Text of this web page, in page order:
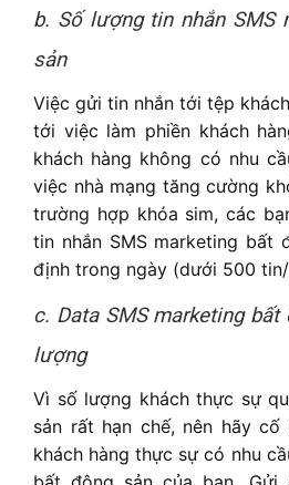
b. Số lượng tin nhắn SMS
sản
Việc gửi tin nhắn tới tệp
tới việc làm phiền khách
khách hàng không có nhu
việc nhà mạng tăng cường
trường hợp khóa sim, các
tin nhắn SMS marketing bất
định trong ngày (dưới 500
c. Data SMS marketing
lượng
Vì số lượng khách thực sự
sản rất hạn chế, nên hãy
khách hàng thực sự có nhu